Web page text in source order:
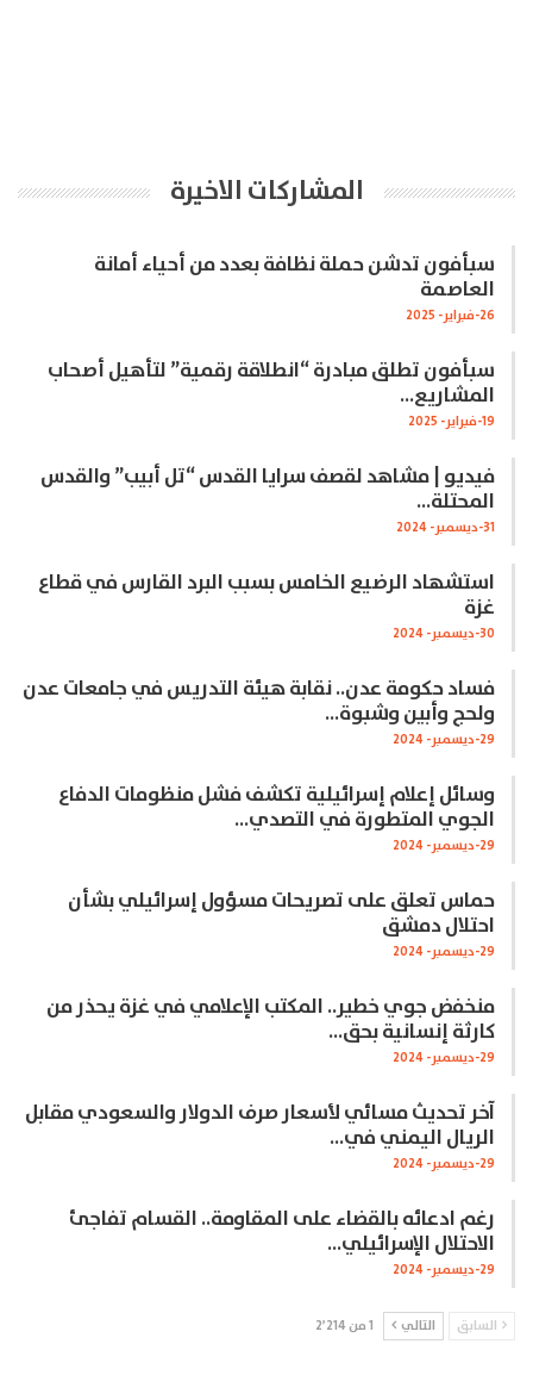
المشاركات الاخيرة
سبأفون تدشن حملة نظافة بعدد من أحياء أمانة
العاصمة
26-فبراير- 2025
سبأفون تطلق مبادرة “انطلاقة رقمية” لتأهيل أصحاب
المشاريع…
19-فبراير- 2025
فيديو | مشاهد لقصف سرايا القدس “تل أبيب” والقدس
المحتلة…
31-ديسمبر- 2024
استشهاد الرضيع الخامس بسبب البرد القارس في قطاع
غزة
30-ديسمبر- 2024
فساد حكومة عدن.. نقابة هيئة التدريس في جامعات عدن
ولحج وأبين وشبوة…
29-ديسمبر- 2024
وسائل إعلام إسرائيلية تكشف فشل منظومات الدفاع
الجوي المتطورة في التصدي…
29-ديسمبر- 2024
حماس تعلق على تصريحات مسؤول إسرائيلي بشأن
احتلال دمشق
29-ديسمبر- 2024
منخفض جوي خطير.. المكتب الإعلامي في غزة يحذر من
كارثة إنسانية بحق…
29-ديسمبر- 2024
آخر تحديث مسائي لأسعار صرف الدولار والسعودي مقابل
الريال اليمني في…
29-ديسمبر- 2024
رغم ادعائه بالقضاء على المقاومة.. القسام تفاجئ
الاحتلال الإسرائيلي…
29-ديسمبر- 2024
السابق التالي 1 من 2٬214